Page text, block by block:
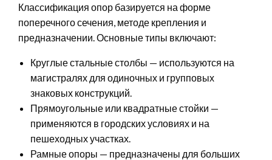
Классификация опор базируется на форме
поперечного сечения, методе крепления и
предназначении. Основные типы включают:
Круглые стальные столбы — используются на
магистралях для одиночных и групповых
знаковых конструкций.
Прямоугольные или квадратные стойки —
применяются в городских условиях и на
пешеходных участках.
Рамные опоры — предназначены для больших